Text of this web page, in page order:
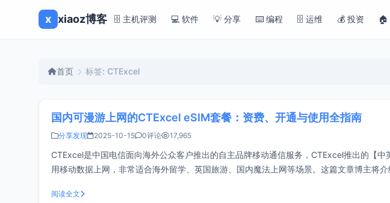
x xiaoz博客 🗄️ 主机评测 💻 软件 💡 分享 ⌨️ 编程 🗄️ 运维 💰 投资 🏠
首页 标签: CTExcel
国内可漫游上网的CTExcel eSIM套餐：资费、开通与使用全指南
分享发现 2025-10-15 0评论 17,965
CTExcel是中国电信面向海外公众客户推出的自主品牌移动通信服务，CTExcel推出的【
用移动数据上网，非常适合海外留学、英国旅游、国内魔法上网等场景。这篇文章博主将
阅读全文